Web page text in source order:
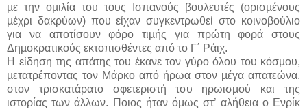
µε την οµιλία του τους Ισπανούς βουλευτές (ορισµένους
µέχρι δακρύων) που είχαν συγκεντρωθεί στο κοινοβούλιο
για να αποτίσουν φόρο τιµής για πρώτη φορά στους
Δηµοκρατικούς εκτοπισθέντες από το Γ΄ Ράιχ.
Η είδηση της απάτης του έκανε τον γύρο όλου του κόσµου,
µετατρέποντας τον Μάρκο από ήρωα στον µέγα απατεώνα,
στον τρισκατάρατο σφετεριστή του ηρωισµού και της
ιστορίας των άλλων. Ποιος ήταν όµως στ’ αλήθεια ο Ενρίκ